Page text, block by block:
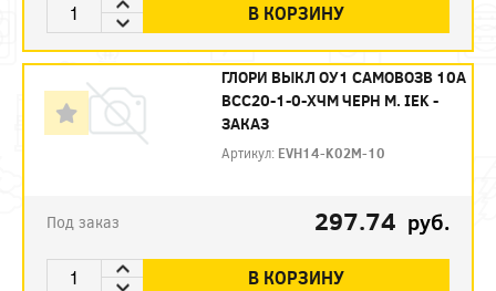
В КОРЗИНУ
ГЛОРИ ВЫКЛ ОУ1 САМОВОЗВ 10А
ВСС20-1-0-ХЧМ ЧЕРН М. IEK -
ЗАКАЗ
Артикул: EVH14-K02M-10
Под заказ 297.74 руб.
В КОРЗИНУ